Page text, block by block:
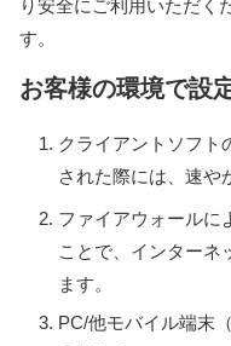
り安全にご利用いただく
す。
お客様の環境で設
クライアントソフト
された際には、速や
ファイアウォールに
ことで、インターネ
ます。
PC/他モバイル端末